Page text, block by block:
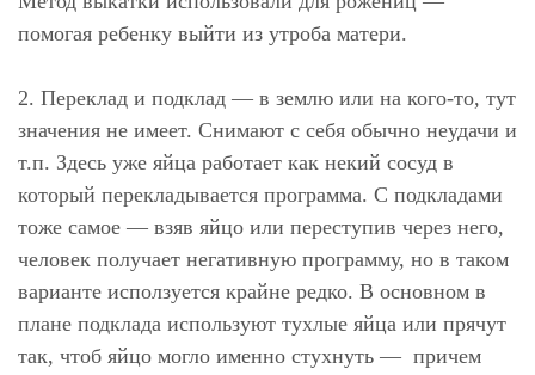
помогая ребенку выйти из утроба матери.
2. Переклад и подклад — в землю или на кого-то, тут
значения не имеет. Снимают с себя обычно неудачи и
т.п. Здесь уже яйца работает как некий сосуд в
который перекладывается программа. С подкладами
тоже самое — взяв яйцо или переступив через него,
человек получает негативную программу, но в таком
варианте исползуется крайне редко. В основном в
плане подклада используют тухлые яйца или прячут
так, чтоб яйцо могло именно стухнуть — причем